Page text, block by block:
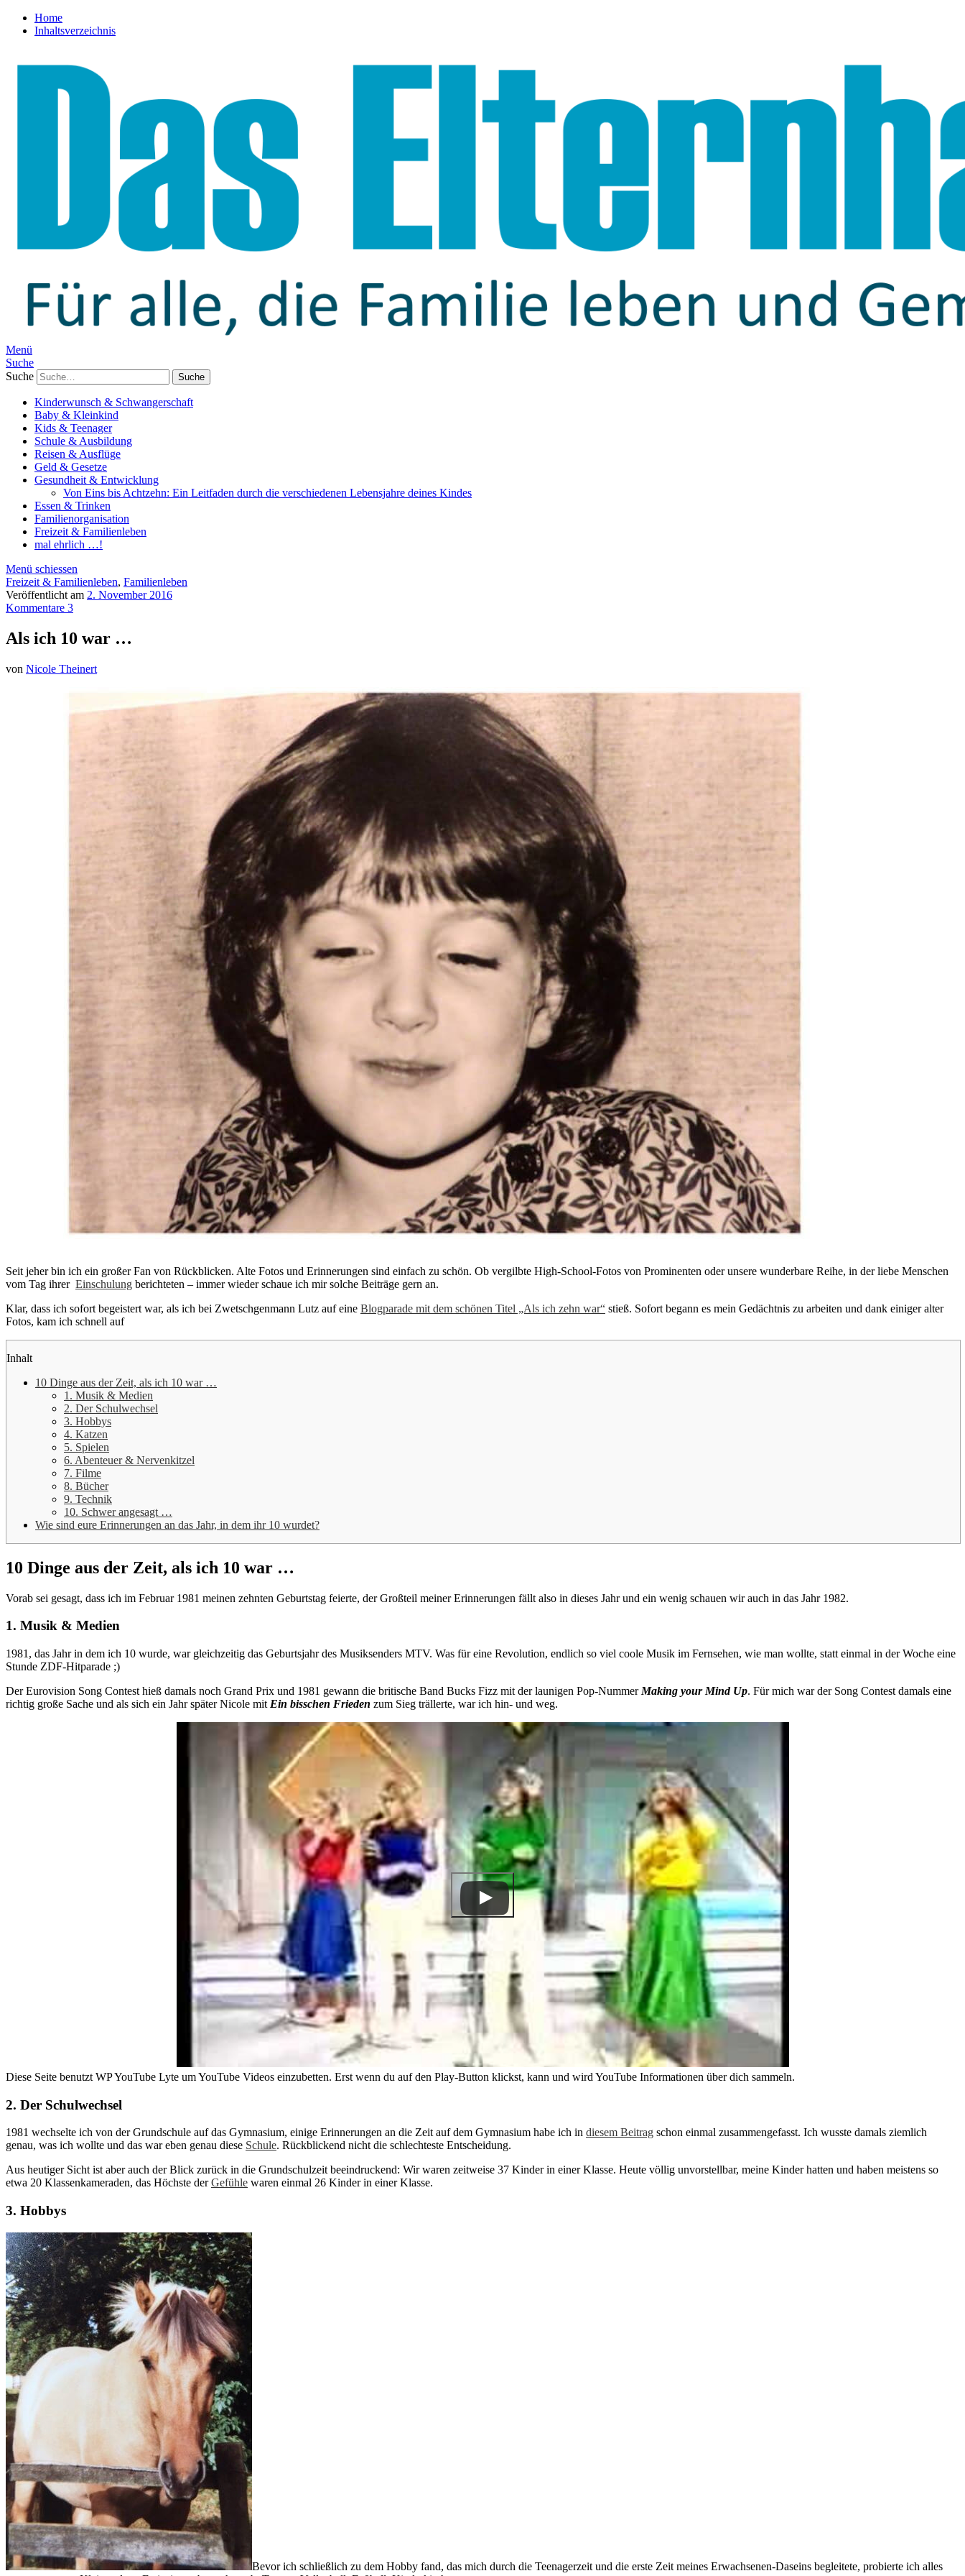
Home
Inhaltsverzeichnis
Menü
Suche
Suche
Kinderwunsch & Schwangerschaft
Baby & Kleinkind
Kids & Teenager
Schule & Ausbildung
Reisen & Ausflüge
Geld & Gesetze
Gesundheit & Entwicklung
Von Eins bis Achtzehn: Ein Leitfaden durch die verschiedenen Lebensjahre deines Kindes
Essen & Trinken
Familienorganisation
Freizeit & Familienleben
mal ehrlich …!
Menü schiessen
Freizeit & Familienleben, Familienleben
Veröffentlicht am 2. November 2016
Kommentare 3
Als ich 10 war …
von Nicole Theinert
Seit jeher bin ich ein großer Fan von Rückblicken. Alte Fotos und Erinnerungen sind einfach zu schön. Ob vergilbte High-School-Fotos von Prominenten oder unsere wunderbare Reihe, in der liebe Menschen
vom Tag ihrer Einschulung berichteten – immer wieder schaue ich mir solche Beiträge gern an.
Klar, dass ich sofort begeistert war, als ich bei Zwetschgenmann Lutz auf eine Blogparade mit dem schönen Titel „Als ich zehn war“ stieß. Sofort begann es mein Gedächtnis zu arbeiten und dank einiger alter
Fotos, kam ich schnell auf
Inhalt
10 Dinge aus der Zeit, als ich 10 war …
1. Musik & Medien
2. Der Schulwechsel
3. Hobbys
4. Katzen
5. Spielen
6. Abenteuer & Nervenkitzel
7. Filme
8. Bücher
9. Technik
10. Schwer angesagt …
Wie sind eure Erinnerungen an das Jahr, in dem ihr 10 wurdet?
10 Dinge aus der Zeit, als ich 10 war …
Vorab sei gesagt, dass ich im Februar 1981 meinen zehnten Geburtstag feierte, der Großteil meiner Erinnerungen fällt also in dieses Jahr und ein wenig schauen wir auch in das Jahr 1982.
1. Musik & Medien
1981, das Jahr in dem ich 10 wurde, war gleichzeitig das Geburtsjahr des Musiksenders MTV. Was für eine Revolution, endlich so viel coole Musik im Fernsehen, wie man wollte, statt einmal in der Woche eine
Stunde ZDF-Hitparade ;)
Der Eurovision Song Contest hieß damals noch Grand Prix und 1981 gewann die britische Band Bucks Fizz mit der launigen Pop-Nummer Making your Mind Up. Für mich war der Song Contest damals eine
richtig große Sache und als sich ein Jahr später Nicole mit Ein bisschen Frieden zum Sieg trällerte, war ich hin- und weg.
Diese Seite benutzt WP YouTube Lyte um YouTube Videos einzubetten. Erst wenn du auf den Play-Button klickst, kann und wird YouTube Informationen über dich sammeln.
2. Der Schulwechsel
1981 wechselte ich von der Grundschule auf das Gymnasium, einige Erinnerungen an die Zeit auf dem Gymnasium habe ich in diesem Beitrag schon einmal zusammengefasst. Ich wusste damals ziemlich
genau, was ich wollte und das war eben genau diese Schule. Rückblickend nicht die schlechteste Entscheidung.
Aus heutiger Sicht ist aber auch der Blick zurück in die Grundschulzeit beeindruckend: Wir waren zeitweise 37 Kinder in einer Klasse. Heute völlig unvorstellbar, meine Kinder hatten und haben meistens so
etwa 20 Klassenkameraden, das Höchste derGefühle waren einmal 26 Kinder in einer Klasse.
3. Hobbys
Bevor ich schließlich zu dem Hobby fand, das mich durch die Teenagerzeit und die erste Zeit meines Erwachsenen-Daseins begleitete, probierte ich alles